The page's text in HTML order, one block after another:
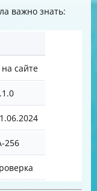
важно знать:
сайте
256